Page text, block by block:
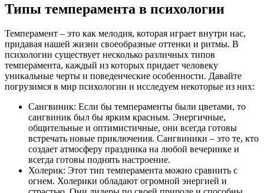
Типы темперамента в психологии
Темперамент – это как мелодия, которая играет внутри нас,
придавая нашей жизни своеобразные оттенки и ритмы. В
психологии существует несколько различных типов
темперамента, каждый из которых придает человеку
уникальные черты и поведенческие особенности. Давайте
погрузимся в мир психологии и исследуем некоторые из них:
Сангвиник: Если бы темпераменты были цветами, то
сангвиник был бы ярким красным. Энергичные,
общительные и оптимистичные, они всегда готовы
встречать новые приключения. Сангвиники – это те, кто
создает атмосферу праздника на любой вечеринке и
всегда готовы поднять настроение.
Холерик: Этот тип темперамента можно сравнить с
огнем. Холерики обладают огромной энергией и